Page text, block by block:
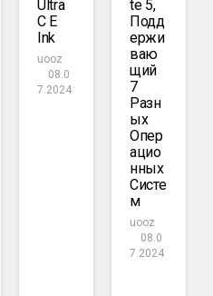
Ultra
C E
Ink
uooz
08.0
7.2024
Te 5,
Подд
Ержи
Ваю
Щий
7
Разн
Ых
Опер
Ацио
Нных
Систе
М
uooz
08.0
7.2024